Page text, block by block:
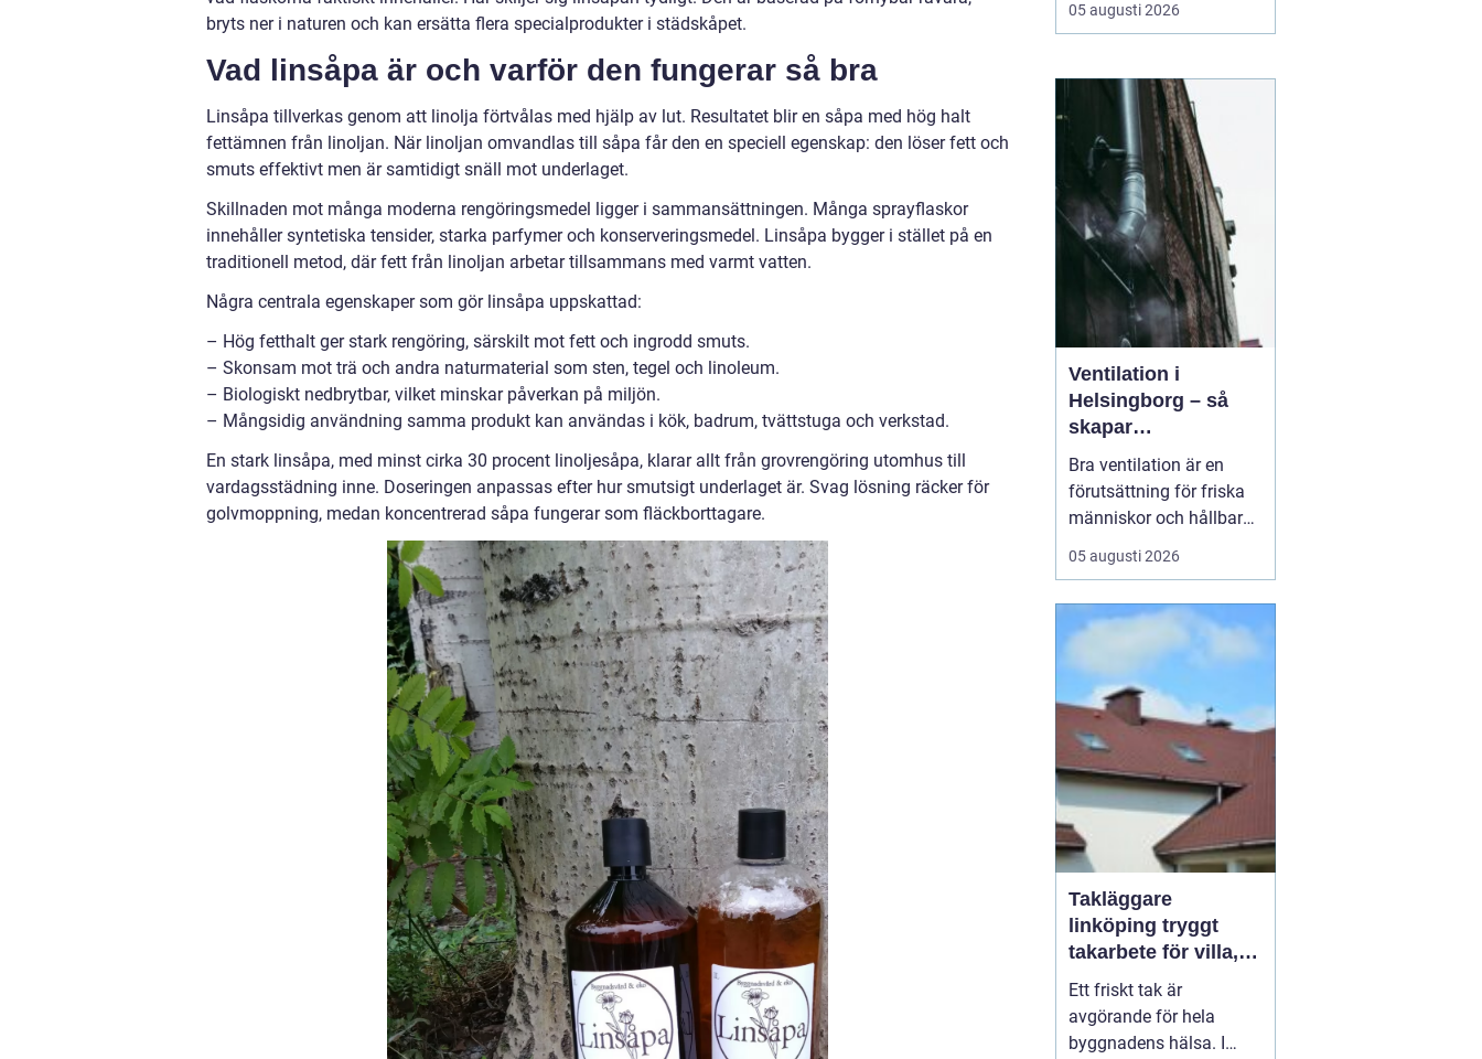
bryts ner i naturen och kan ersätta flera specialprodukter i städskåpet.
Vad linsåpa är och varför den fungerar så bra
Linsåpa tillverkas genom att linolja förtvålas med hjälp av lut. Resultatet blir en såpa med hög halt
fettämnen från linoljan. När linoljan omvandlas till såpa får den en speciell egenskap: den löser fett och
smuts effektivt men är samtidigt snäll mot underlaget.
Skillnaden mot många moderna rengöringsmedel ligger i sammansättningen. Många sprayflaskor
innehåller syntetiska tensider, starka parfymer och konserveringsmedel. Linsåpa bygger i stället på en
traditionell metod, där fett från linoljan arbetar tillsammans med varmt vatten.
Några centrala egenskaper som gör linsåpa uppskattad:
– Hög fetthalt ger stark rengöring, särskilt mot fett och ingrodd smuts.
– Skonsam mot trä och andra naturmaterial som sten, tegel och linoleum.
– Biologiskt nedbrytbar, vilket minskar påverkan på miljön.
– Mångsidig användning samma produkt kan användas i kök, badrum, tvättstuga och verkstad.
En stark linsåpa, med minst cirka 30 procent linoljesåpa, klarar allt från grovrengöring utomhus till
vardagsstädning inne. Doseringen anpassas efter hur smutsigt underlaget är. Svag lösning räcker för
golvmoppning, medan koncentrerad såpa fungerar som fläckborttagare.
och material påverkar
tidsåtgång och
slutresultat. Här
Sprutspackel insom ett
mo...
05 augusti 2026
Ventilation i
Helsingborg – så
skapar
fastighetsägare
friskare och mer
energieffektiva
Bra ventilation är en
förutsättning för friska
människor och hållbara
byggnader. I en kuststad
som Helsingborg, med
temperaturer och många
äldre fastigheter, märks
skillnaden e...
05 augusti 2026
Takläggare
linköping tryggt
takarbete för villa,
brf och företag
Ett friskt tak är
avgörande för hela
byggnadens hälsa. I